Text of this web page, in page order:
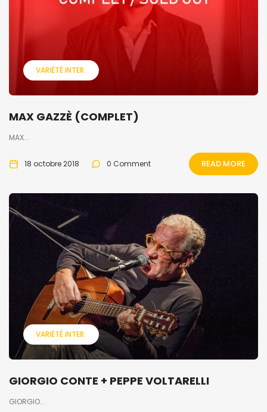
VARIÉTÉ INTER.
MAX GAZZÈ (COMPLET)
MAX...
18 octobre 2018 0 Comment READ MORE
VARIÉTÉ INTER.
GIORGIO CONTE + PEPPE VOLTARELLI
GIORGIO...